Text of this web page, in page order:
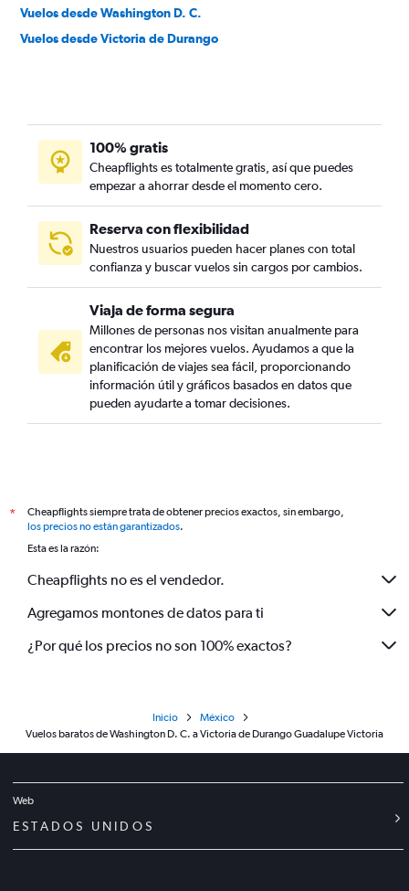
Vuelos desde Washington D. C.
Vuelos desde Victoria de Durango
100% gratis
Cheapflights es totalmente gratis, así que puedes
empezar a ahorrar desde el momento cero.
Reserva con flexibilidad
Nuestros usuarios pueden hacer planes con total
confianza y buscar vuelos sin cargos por cambios.
Viaja de forma segura
Millones de personas nos visitan anualmente para
encontrar los mejores vuelos. Ayudamos a que la
planificación de viajes sea fácil, proporcionando
información útil y gráficos basados en datos que
pueden ayudarte a tomar decisiones.
*
Cheapflights siempre trata de obtener precios exactos, sin embargo,
los precios no están garantizados.
Esta es la razón:
Cheapflights no es el vendedor.
Agregamos montones de datos para ti
¿Por qué los precios no son 100% exactos?
Inicio
México
Vuelos baratos de Washington D. C. a Victoria de Durango Guadalupe Victoria
Web
ESTADOS UNIDOS